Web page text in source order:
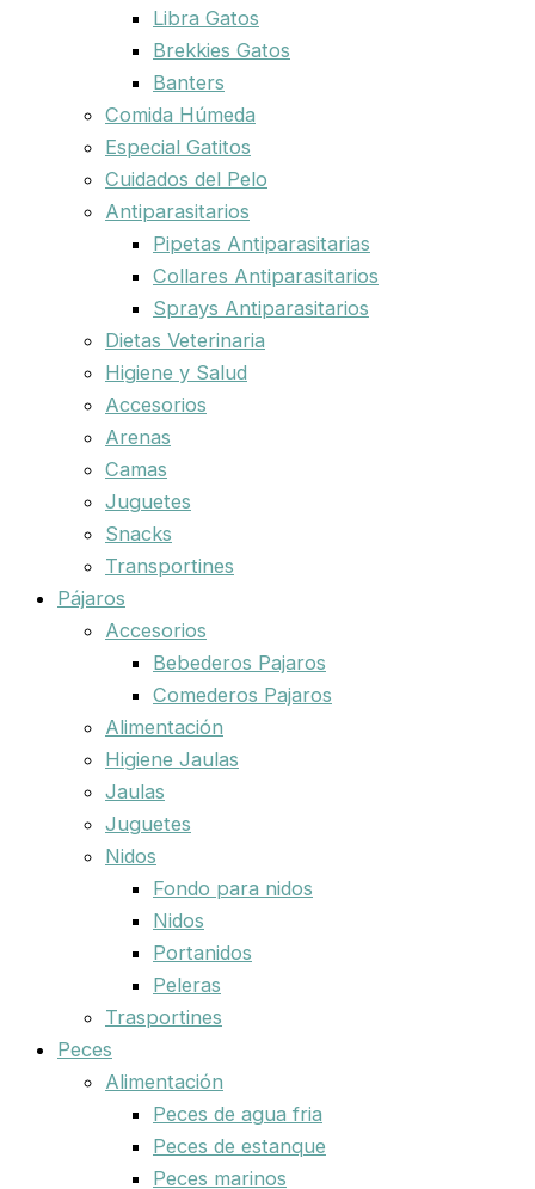
Libra Gatos
Brekkies Gatos
Banters
Comida Húmeda
Especial Gatitos
Cuidados del Pelo
Antiparasitarios
Pipetas Antiparasitarias
Collares Antiparasitarios
Sprays Antiparasitarios
Dietas Veterinaria
Higiene y Salud
Accesorios
Arenas
Camas
Juguetes
Snacks
Transportines
Pájaros
Accesorios
Bebederos Pajaros
Comederos Pajaros
Alimentación
Higiene Jaulas
Jaulas
Juguetes
Nidos
Fondo para nidos
Nidos
Portanidos
Peleras
Trasportines
Peces
Alimentación
Peces de agua fria
Peces de estanque
Peces marinos